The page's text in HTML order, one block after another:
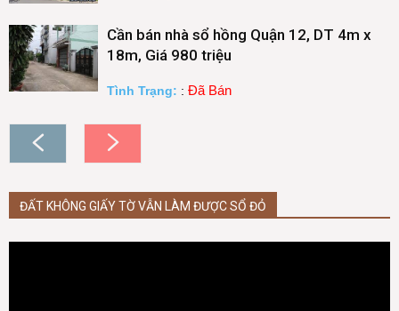
Cần bán nhà sổ hồng Quận 12, DT 4m x
18m, Giá 980 triệu
Tình Trạng: : Đã Bán
ĐẤT KHÔNG GIẤY TỜ VẪN LÀM ĐƯỢC SỔ ĐỎ